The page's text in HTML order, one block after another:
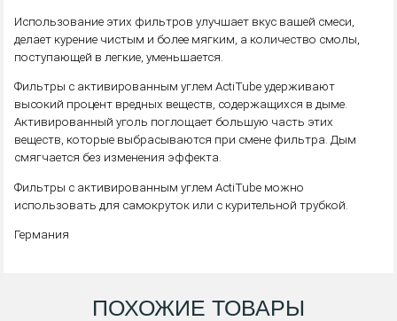
Использование этих фильтров улучшает вкус вашей смеси,
делает курение чистым и более мягким, а количество смолы,
поступающей в легкие, уменьшается.
Фильтры с активированным углем ActiTube удерживают
высокий процент вредных веществ, содержащихся в дыме.
Активированный уголь поглощает большую часть этих
веществ, которые выбрасываются при смене фильтра. Дым
смягчается без изменения эффекта.
Фильтры с активированным углем ActiTube можно
использовать для самокруток или с курительной трубкой.
Германия
ПОХОЖИЕ ТОВАРЫ